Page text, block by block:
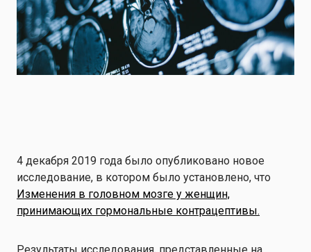
4 декабря 2019 года было опубликовано новое
исследование, в котором было установлено, что
Изменения в головном мозге у женщин,
принимающих гормональные контрацептивы.